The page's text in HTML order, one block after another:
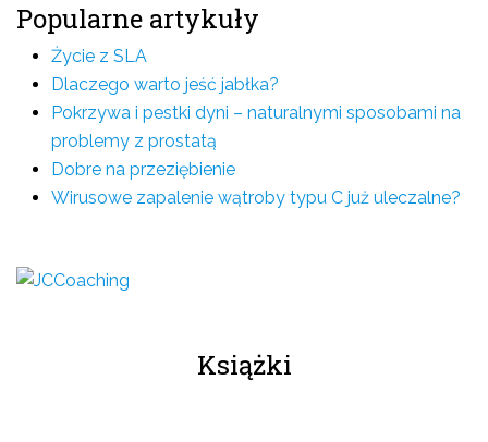
Popularne artykuły
Życie z SLA
Dlaczego warto jeść jabłka?
Pokrzywa i pestki dyni – naturalnymi sposobami na
problemy z prostatą
Dobre na przeziębienie
Wirusowe zapalenie wątroby typu C już uleczalne?
Książki